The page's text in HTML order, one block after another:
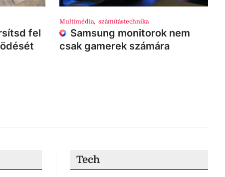
fel
Multimédia, számítástechnika
Samsung monitorok nem
csak gamerek számára
Tech